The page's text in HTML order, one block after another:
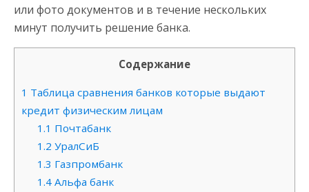
или фото документов и в течение нескольких
минут получить решение банка.
Содержание
1 Таблица сравнения банков которые выдают
кредит физическим лицам
1.1 Почтабанк
1.2 УралСиБ
1.3 Газпромбанк
1.4Альфа банк